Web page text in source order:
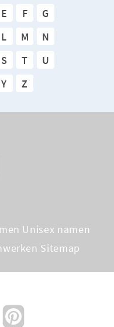
E F
G
L M
N
S T
U
Y Z
Unisex namen
Sitemap